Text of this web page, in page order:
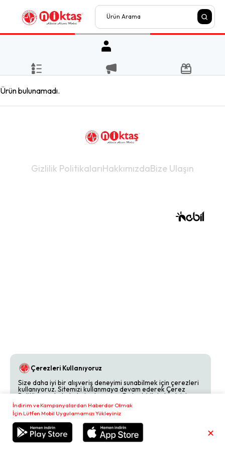
İndirim ve Kampanyalardan Haberdar Olmak
İçin Lütfen Mobil Uygulamamızı Yükleyiniz
✕
Sepetim 0,00
Ürün bulunamadı.
Gizlilik PolitikalarıHakkımızdaBize Ulaşın
Çerezleri Kullanıyoruz
Size daha iyi bir alışveriş deneyimi sunabilmek için çerezleri
kullanıyoruz. Sitemizi kullanmaya devam ederek Çerez
Politikamızı kabul etmiş olursunuz. Detaylı bilgi almak için
Çerez Politikamızı
inceleyebilirsiniz.
Reddet